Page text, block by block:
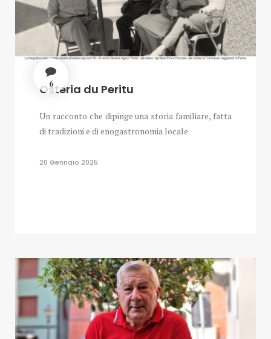
6
Osteria du Peritu
Un racconto che dipinge una storia familiare, fatta
di tradizioni e di enogastronomia locale
20 Gennaio 2025